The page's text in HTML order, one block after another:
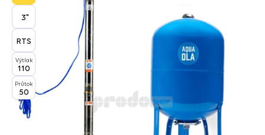
3"
RTS
Výtlak
110
Průtok
50